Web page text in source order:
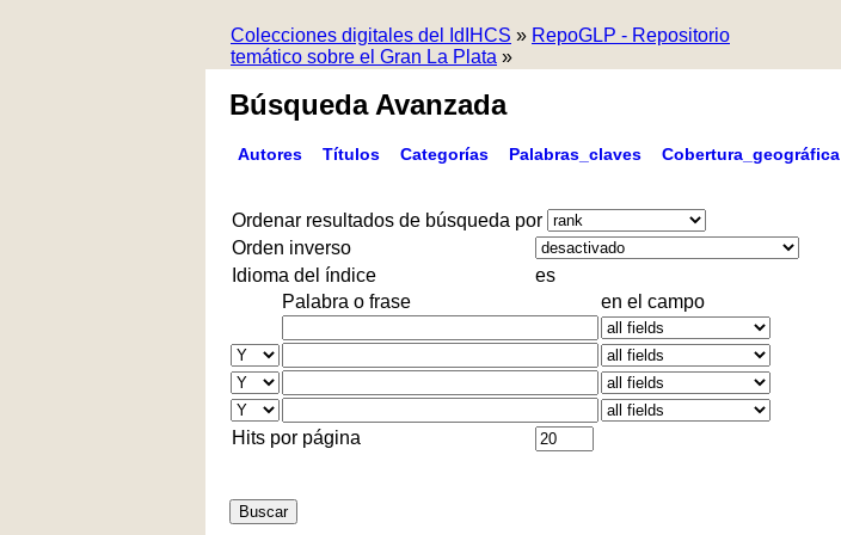
Colecciones digitales del IdIHCS » RepoGLP - Repositorio
temático sobre el Gran La Plata »
Búsqueda Avanzada
Autores Títulos Categorías Palabras_claves Cobertura_geográfica
Ordenar resultados de búsqueda por
Orden inverso
Idioma del índice
es
Palabra o frase
en el campo
Hits por página